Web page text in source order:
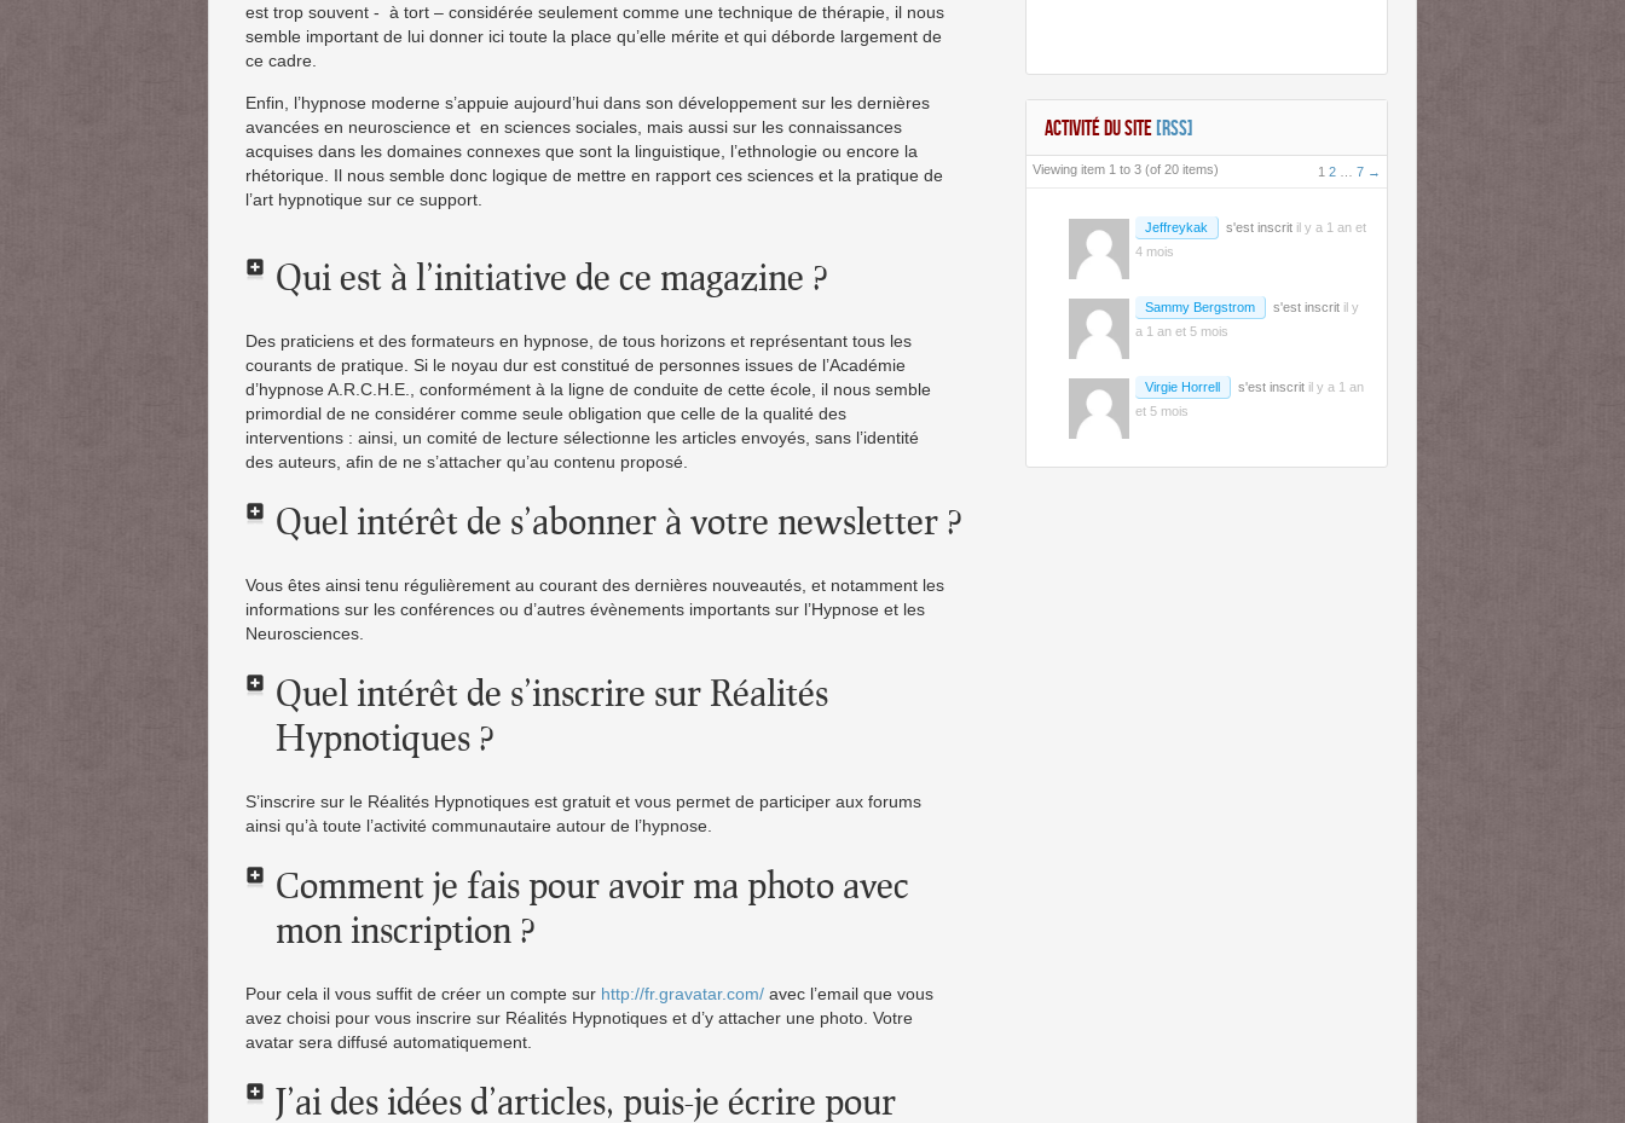
est trop souvent - à tort – considérée seulement comme une technique de thérapie, il nous
semble important de lui donner ici toute la place qu’elle mérite et qui déborde largement de
ce cadre.
Enfin, l’hypnose moderne s’appuie aujourd’hui dans son développement sur les dernières
avancées en neuroscience et en sciences sociales, mais aussi sur les connaissances
acquises dans les domaines connexes que sont la linguistique, l’ethnologie ou encore la
rhétorique. Il nous semble donc logique de mettre en rapport ces sciences et la pratique de
l’art hypnotique sur ce support.
Qui est à l’initiative de ce magazine ?
Des praticiens et des formateurs en hypnose, de tous horizons et représentant tous les
courants de pratique. Si le noyau dur est constitué de personnes issues de l’Académie
d’hypnose A.R.C.H.E., conformément à la ligne de conduite de cette école, il nous semble
primordial de ne considérer comme seule obligation que celle de la qualité des
interventions : ainsi, un comité de lecture sélectionne les articles envoyés, sans l’identité
des auteurs, afin de ne s’attacher qu’au contenu proposé.
Quel intérêt de s’abonner à votre newsletter ?
Vous êtes ainsi tenu régulièrement au courant des dernières nouveautés, et notamment les
informations sur les conférences ou d’autres évènements importants sur l’Hypnose et les
Neurosciences.
Quel intérêt de s’inscrire sur Réalités
Hypnotiques ?
S’inscrire sur le Réalités Hypnotiques est gratuit et vous permet de participer aux forums
ainsi qu’à toute l’activité communautaire autour de l’hypnose.
Comment je fais pour avoir ma photo avec
mon inscription ?
Pour cela il vous suffit de créer un compte sur http://fr.gravatar.com/ avec l’email que vous
avez choisi pour vous inscrire sur Réalités Hypnotiques et d’y attacher une photo. Votre
avatar sera diffusé automatiquement.
J’ai des idées d’articles, puis-je écrire pour
ACTIVITÉ DU SITE [RSS]
Viewing item 1 to 3 (of 20 items) 1 2 7 →
Jeffreykak s'est inscrit il y a 1 an et
4 mois
Sammy Bergstrom s'est inscrit il y
a 1 an et 5 mois
Virgie Horrell s'est inscrit il y a 1 an
et 5 mois